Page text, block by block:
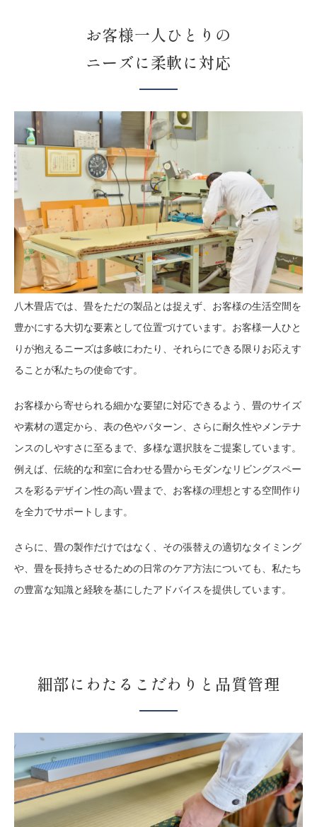
お客様一人ひとりの
ニーズに柔軟に対応
八木畳店では、畳をただの製品とは捉えず、お客様の生活空間を
豊かにする大切な要素として位置づけています。お客様一人ひと
りが抱えるニーズは多岐にわたり、それらにできる限りお応えす
ることが私たちの使命です。
お客様から寄せられる細かな要望に対応できるよう、畳のサイズ
や素材の選定から、表の色やパターン、さらに耐久性やメンテナ
ンスのしやすさに至るまで、多様な選択肢をご提案しています。
例えば、伝統的な和室に合わせる畳からモダンなリビングスペー
スを彩るデザイン性の高い畳まで、お客様の理想とする空間作り
を全力でサポートします。
さらに、畳の製作だけではなく、その張替えの適切なタイミング
や、畳を長持ちさせるための日常のケア方法についても、私たち
の豊富な知識と経験を基にしたアドバイスを提供しています。
細部にわたるこだわりと 品質管理